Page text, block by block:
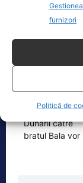
furnizori
Politică de
Oficiul de Știri
Cele 4 barje
Bala vor fi…